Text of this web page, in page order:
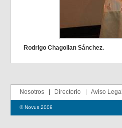
Rodrigo Chagollan Sánchez.
Nosotros Directorio Aviso Legal
© Novus 2009